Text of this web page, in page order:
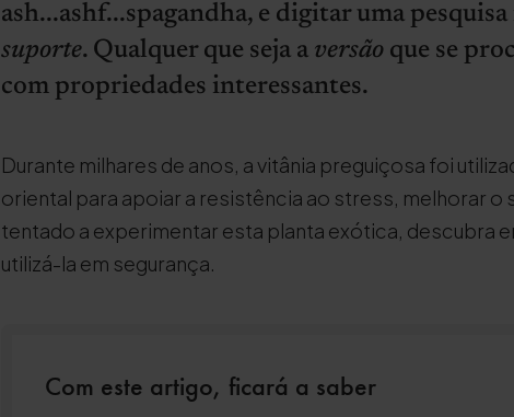
ash...ashf...spagandha, e digitar uma
suporte. Qualquer que seja a versão que se
com propriedades interessantes.
Durante milhares de anos, a vitânia preguiçosa foi
oriental para apoiar a resistência ao stress, melhorar o
tentado a experimentar esta planta exótica, descubra
utilizá-la em segurança.
Com este artigo, ficará a saber